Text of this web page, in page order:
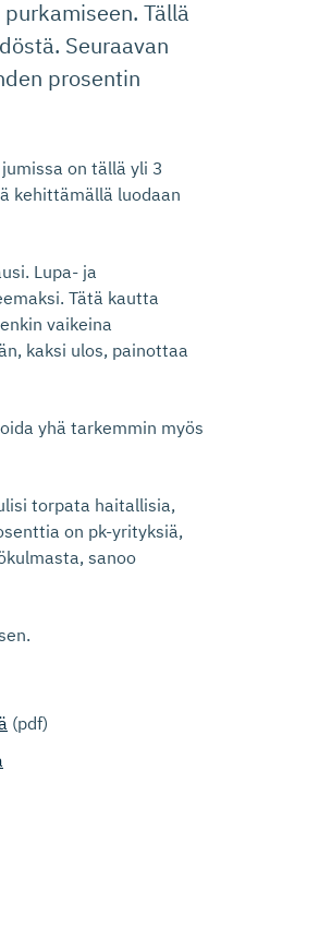
Tällä
Seuraavan
prosentin
on tällä yli 3
kehittämällä luodaan
Lupa- ja
Tätä kautta
vaikeina
kaksi ulos, painottaa
yhä tarkemmin myös
torpata haitallisia,
on pk-yrityksiä,
sanoo
(pdf)